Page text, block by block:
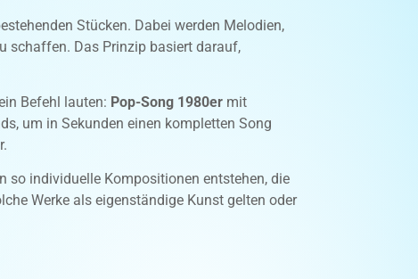
Stücken. Dabei werden Melodien,
schaffen. Das Prinzip basiert darauf,
Befehl lauten: Pop-Song 1980er mit
um in Sekunden einen kompletten Song
so individuelle Kompositionen entstehen, die
Werke als eigenständige Kunst gelten oder